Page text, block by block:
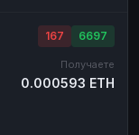
167 6697
Получаете
0.000593 ETH